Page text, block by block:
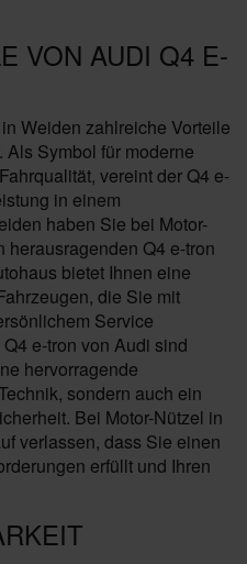
VON AUDI Q4 E-
Weiden zahlreiche Vorteile
Symbol für moderne
vereint der Q4 e-
in einem
haben Sie bei Motor-
Q4 e-tron
bietet Ihnen eine
die Sie mit
Service
e-tron von Audi sind
hervorragende
sondern auch ein
Bei Motor-Nützel in
verlassen, dass Sie einen
erfüllt und Ihren